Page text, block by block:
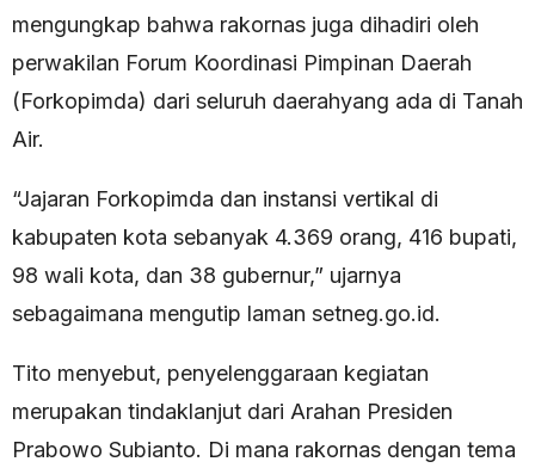
mengungkap bahwa rakornas juga dihadiri oleh
perwakilan Forum Koordinasi Pimpinan Daerah
(Forkopimda) dari seluruh daerahyang ada di Tanah
Air.
“Jajaran Forkopimda dan instansi vertikal di
kabupaten kota sebanyak 4.369 orang, 416 bupati,
98 wali kota, dan 38 gubernur,” ujarnya
sebagaimana mengutip laman setneg.go.id.
Tito menyebut, penyelenggaraan kegiatan
merupakan tindaklanjut dari Arahan Presiden
Prabowo Subianto. Di mana rakornas dengan tema